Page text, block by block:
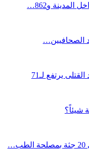
الصحافيين…
شيئاً؟